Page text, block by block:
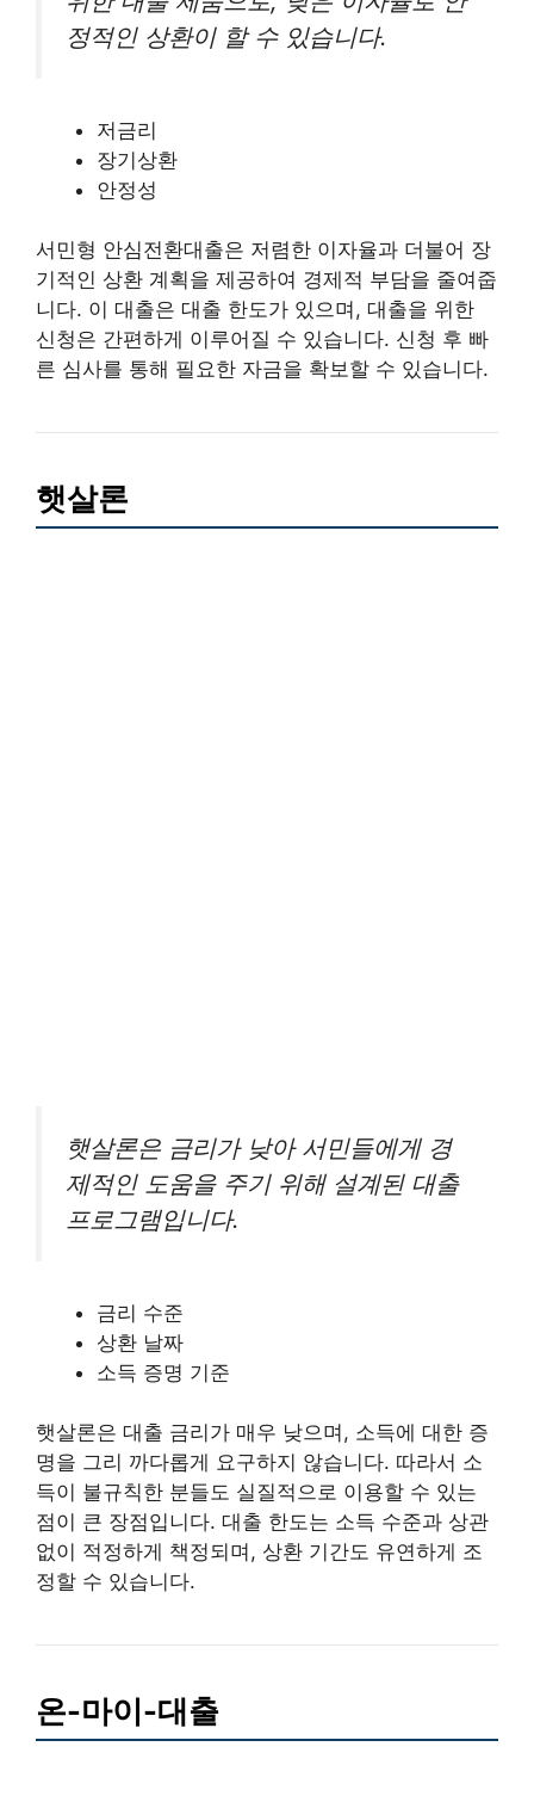
정적인 상환이 할 수 있습니다.
저금리
장기상환
안정성
서민형 안심전환대출은 저렴한 이자율과 더불어 장
기적인 상환 계획을 제공하여 경제적 부담을 줄여줍
니다. 이 대출은 대출 한도가 있으며, 대출을 위한
신청은 간편하게 이루어질 수 있습니다. 신청 후 빠
른 심사를 통해 필요한 자금을 확보할 수 있습니다.
햇살론
햇살론은 금리가 낮아 서민들에게 경
제적인 도움을 주기 위해 설계된 대출
프로그램입니다.
금리 수준
상환 날짜
소득 증명 기준
햇살론은 대출 금리가 매우 낮으며, 소득에 대한 증
명을 그리 까다롭게 요구하지 않습니다. 따라서 소
득이 불규칙한 분들도 실질적으로 이용할 수 있는
점이 큰 장점입니다. 대출 한도는 소득 수준과 상관
없이 적정하게 책정되며, 상환 기간도 유연하게 조
정할 수 있습니다.
온-마이-대출